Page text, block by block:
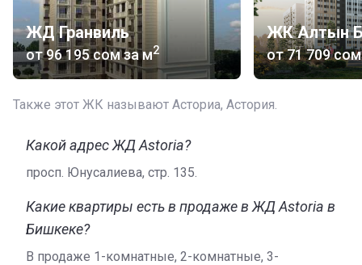
застройщика можно найти подробную информацию о
его работе и текущих проекта, а также ознакомится с
актуальными условиями продажи квартир.
ЖД Гранвиль
от‍96 195 сомза м2
ЖК Алтын
от‍71 709 сом
Также этот ЖК называют Асториа, Астория.
Какой адрес ЖД Astoria?
просп. Юнусалиева, стр. 135.
Какие квартиры есть в продаже в ЖД Astoria в
Бишкеке?
В продаже 1-комнатные, 2-комнатные, 3-